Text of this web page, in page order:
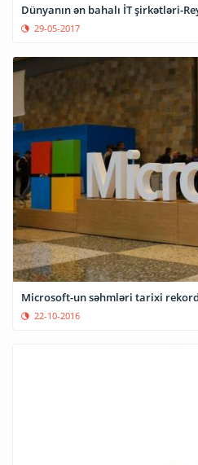
Dünyanın ən bahalı İT şirkətləri-
29-05-2017
Microsoft-un səhmləri tarixi rekord
22-10-2016